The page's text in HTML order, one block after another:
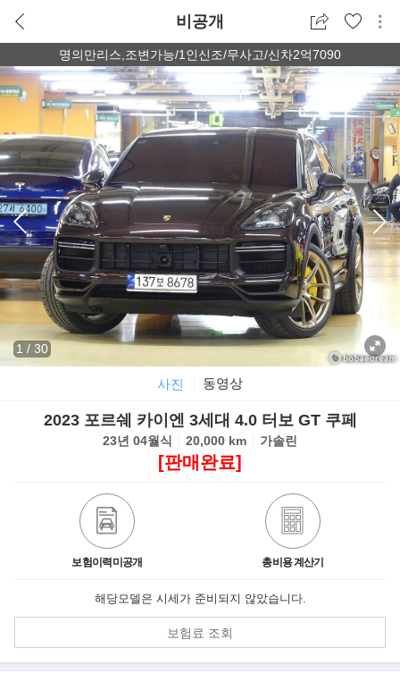
비공개
명의만리스,조변가능/1인신조/무사고/신차2억7090
1 / 30
사진 동영상
2023 포르쉐 카이엔 3세대 4.0 터보 GT 쿠페
23년 04월식 20,000 km 가솔린
[판매완료]
보험이력미공개 총비용 계산기
해당모델은 시세가 준비되지 않았습니다.
보험료 조회